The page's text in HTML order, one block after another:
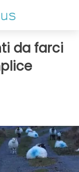
da farci